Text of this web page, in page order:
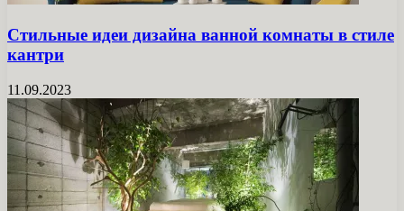
Стильные идеи дизайна ванной комнаты в стиле
кантри
11.09.2023